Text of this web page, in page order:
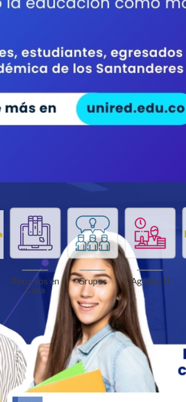
Agenda U
UNIRED online
UNIRED v-Library
Recursos en
Casa
Grupos Agenda U